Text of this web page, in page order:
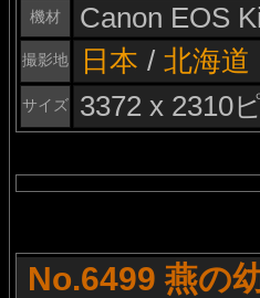
機材
Canon EOS
撮影地 日本 / 北海道
サイズ 3372 x 2310
No.6499 燕の